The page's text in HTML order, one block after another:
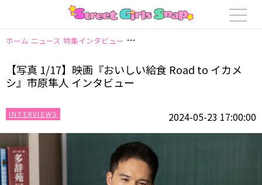
ホーム ニュース 特集インタビュー 【写真 1/17】映画『おいしい給食
【写真 1/17】映画『おいしい給食 Road to イカメ
シ』市原隼人 インタビュー
INTERVIEWS 2024-05-23 17:00:00